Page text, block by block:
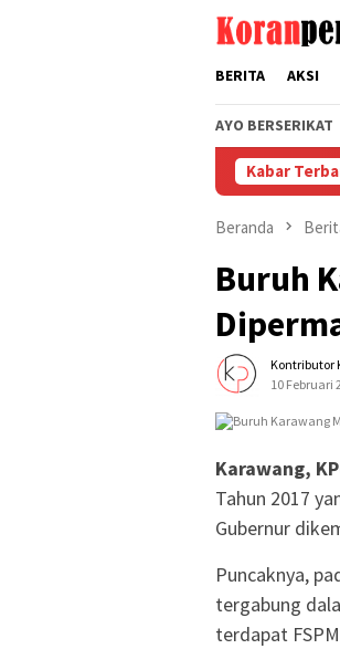
BERITA AKSI
AYO BERSERIKAT
Kabar
Beranda
Buruh
Kontributor
10 Februari
Karawang,
Tahun 2017
Gubernur
Puncaknya,
tergabung
terdapat